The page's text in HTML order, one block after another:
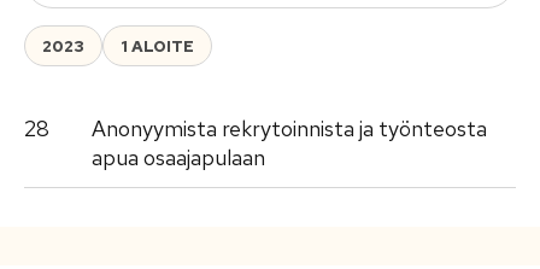
2023 1 ALOITE
28
Anonyymista rekrytoinnista ja työnteosta
apua osaajapulaan